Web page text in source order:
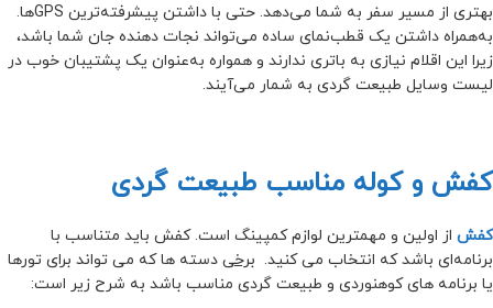
بهتری از مسیر سفر به شما می‌دهد. حتی با داشتن پیشرفته‌ترین GPSها.
به‌همراه داشتن یک قطب‌نمای ساده می‌تواند نجات دهنده جان شما باشد،
زیرا این اقلام نیازی به باتری ندارند و همواره به‌عنوان یک پشتیبان خوب در
لیست وسایل طبیعت گردی به شمار می‌آیند.
کفش و کوله مناسب طبیعت گردی
کفش از اولین و مهمترین لوازم‌ کمپینگ است. کفش باید متناسب با
برنامه‌ای باشد که انتخاب می کنید. برخی دسته ها که می تواند برای تورها
یا برنامه های کوهنوردی و طبیعت گردی مناسب باشد به شرح زیر است: